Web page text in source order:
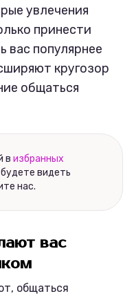
увлечения
принести
вас популярнее
кругозор
общаться
в избранных
видеть
нас.
вас
общаться